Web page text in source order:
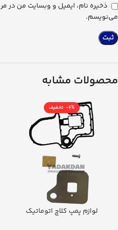
ذخیره نام، ایمیل و وبسایت من در
می‌نویسم.
محصولات مشابه
-6%
لوازم پمپ کلاچ اتوماتیک